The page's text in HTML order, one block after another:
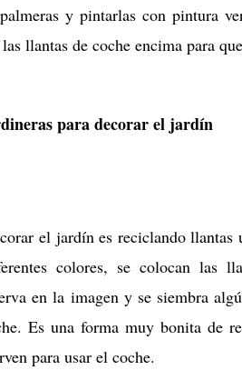
y pintarlas con pintura
llantas de coche encima para
para decorar el jardín
el jardín es reciclando llantas
colores, se colocan las
en la imagen y se siembra
Es una forma muy bonita de
para usar el coche.